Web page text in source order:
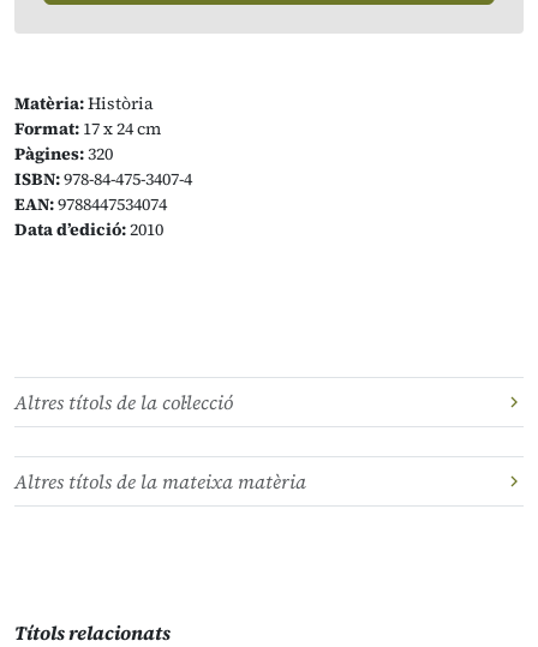
Matèria:Història
Format: 17 x 24 cm
Pàgines:320
ISBN:978-84-475-3407-4
EAN:9788447534074
Data d’edició:2010
Altres títols de la col·lecció
Altres títols de la mateixa matèria
Títols relacionats